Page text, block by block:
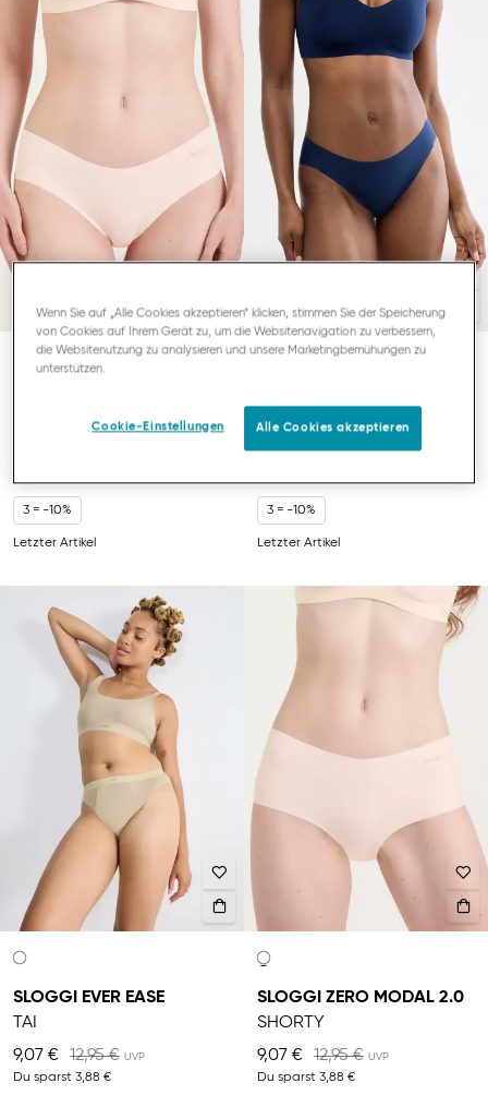
3 = -10%
Letzter Artikel
11,17 €
15,95 €
3 = -10%
Letzter Artikel
SLOGGI EVER EASE
TAI
9,07 €
12,95 €
Du sparst 3,88 €
SLOGGI ZERO MODAL 2.0
SHORTY
9,07 €
12,95 €
Du sparst 3,88 €
Wenn Sie auf „Alle Cookies akzeptieren“ klicken, stimmen Sie der Speicherung
von Cookies auf Ihrem Gerät zu, um die Websitenavigation zu verbessern,
die Websitenutzung zu analysieren und unsere Marketingbemühungen zu
unterstützen.
Cookie-Einstellungen Alle Cookies akzeptieren